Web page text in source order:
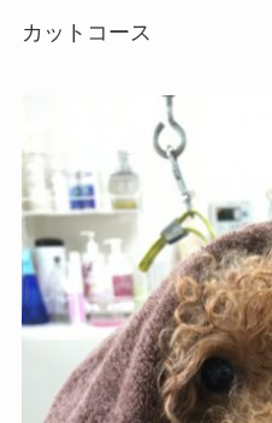
カットコース